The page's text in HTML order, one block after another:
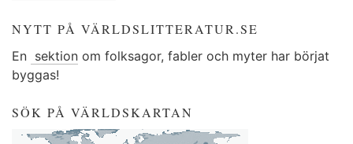
NYTT PÅ VÄRLDSLITTERATUR.SE
En sektion om folksagor, fabler och myter har börjat
byggas!
SÖK PÅ VÄRLDSKARTAN